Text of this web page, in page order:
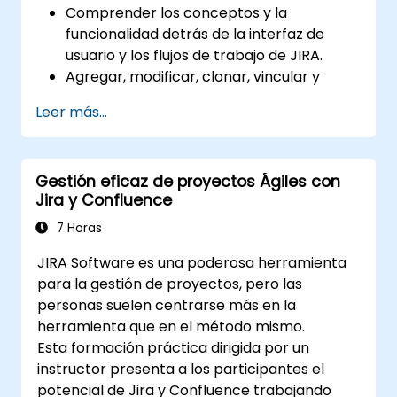
Comprender los conceptos y la
funcionalidad detrás de la interfaz de
usuario y los flujos de trabajo de JIRA.
Agregar, modificar, clonar, vincular y
Avanzar las incidencias a través de todo
el flujo de trabajo.
Ejecutar búsquedas.
Gestionar y personalizar pantallas y
filtros.
Leer más...
Gestión eficaz de proyectos Ágiles con
Jira y Confluence
7 Horas
JIRA Software es una poderosa herramienta
para la gestión de proyectos, pero las
personas suelen centrarse más en la
herramienta que en el método mismo.
Esta formación práctica dirigida por un
instructor presenta a los participantes el
potencial de Jira y Confluence trabajando